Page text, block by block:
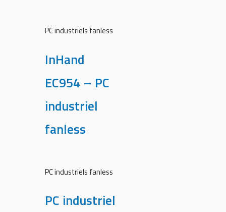
PC industriels fanless
InHand
EC954 – PC
industriel
fanless
PC industriels fanless
PC industriel